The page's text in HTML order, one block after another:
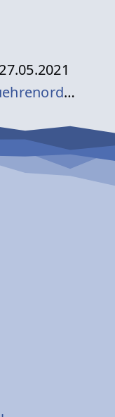
27.05.2021
Gebuehrenordnung_Stadtbuecherei_2021.pdf